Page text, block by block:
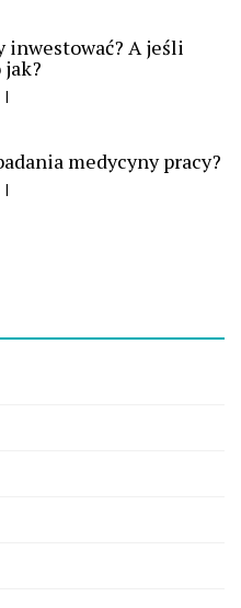
inwestować? A jeśli
medycyny pracy?